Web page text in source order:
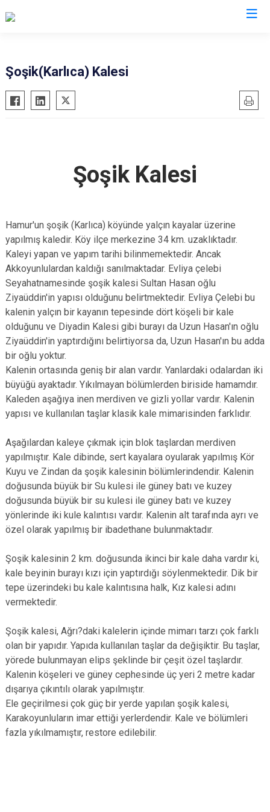
Diyadin
Doğubayazıt
Şoşik(Karlıca) Kalesi
Şoşik Kalesi
Hamur'un şoşik (Karlıca) köyünde yalçın kayalar üzerine
yapılmış kaledir. Köy ilçe merkezine 34 km. uzaklıktadır.
Kaleyi yapan ve yapım tarihi bilinmemektedir. Ancak
Akkoyunlulardan kaldığı sanılmaktadar. Evliya çelebi
Seyahatnamesinde şoşik kalesi Sultan Hasan oğlu
Ziyaüddin'in yapısı olduğunu belirtmektedir. Evliya Çelebi bu
kalenin yalçın bir kayanın tepesinde dört köşeli bir kale
olduğunu ve Diyadin Kalesi gibi burayı da Uzun Hasan'ın oğlu
Ziyaüddin'in yaptırdığını belirtiyorsa da, Uzun Hasan'ın bu adda
bir oğlu yoktur.
Kalenin ortasında geniş bir alan vardır. Yanlardaki odalardan iki
büyüğü ayaktadır. Yıkılmayan bölümlerden biriside hamamdır.
Kaleden aşağıya inen merdiven ve gizli yollar vardır. Kalenin
yapısı ve kullanılan taşlar klasik kale mimarisinden farklıdır.
Aşağılardan kaleye çıkmak için blok taşlardan merdiven
yapılmıştır. Kale dibinde, sert kayalara oyularak yapılmış Kör
Kuyu ve Zindan da şoşik kalesinin bölümlerindendir. Kalenin
doğusunda büyük bir Su kulesi ile güney batı ve kuzey
doğusunda büyük bir su kulesi ile güney batı ve kuzey
yönlerinde iki kule kalıntısı vardır. Kalenin alt tarafında ayrı ve
özel olarak yapılmış bir ibadethane bulunmaktadır.
Şoşik kalesinin 2 km. doğusunda ikinci bir kale daha vardır ki,
kale beyinin burayı kızı için yaptırdığı söylenmektedir. Dik bir
tepe üzerindeki bu kale kalıntısına halk, Kız kalesi adını
vermektedir.
Şoşik kalesi, Ağrı?daki kalelerin içinde mimarı tarzı çok farklı
olan bir yapıdır. Yapıda kullanılan taşlar da değişiktir. Bu taşlar,
yörede bulunmayan elips şeklinde bir çeşit özel taşlardır.
Kalenin köşeleri ve güney cephesinde üç yeri 2 metre kadar
dışarıya çıkıntılı olarak yapılmıştır.
Ele geçirilmesi çok güç bir yerde yapılan şoşik kalesi,
Karakoyunluların imar ettiği yerlerdendir. Kale ve bölümleri
fazla yıkılmamıştır, restore edilebilir.